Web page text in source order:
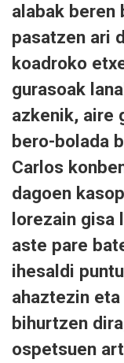
alabak beren
pasatzen ari
koadroko
gurasoak
azkenik, aire
bero-bolada
Carlos
dagoen
lorezain gisa
aste pare
ihesaldi
ahaztezin
bihurtzen
ospetsuen